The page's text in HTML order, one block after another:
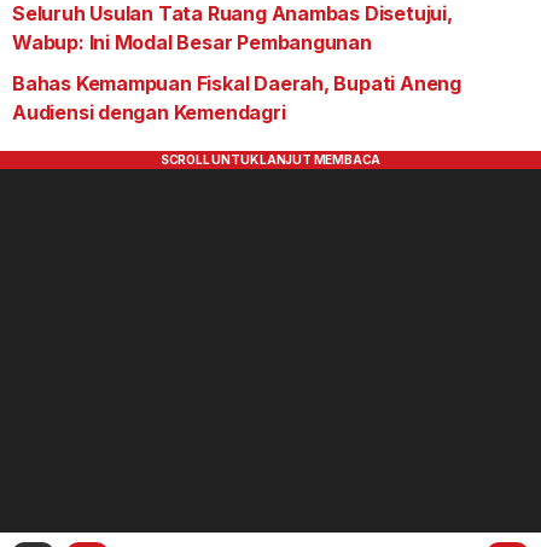
Seluruh Usulan Tata Ruang Anambas Disetujui,
Wabup: Ini Modal Besar Pembangunan
Bahas Kemampuan Fiskal Daerah, Bupati Aneng
Audiensi dengan Kemendagri